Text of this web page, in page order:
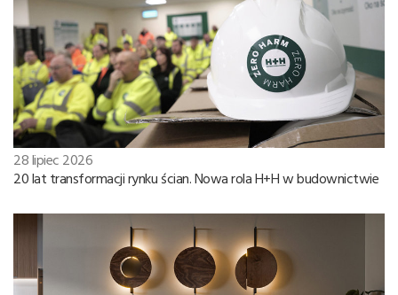
28 lipiec 2026
20 lat transformacji rynku ścian. Nowa rola H+H w budownictwie